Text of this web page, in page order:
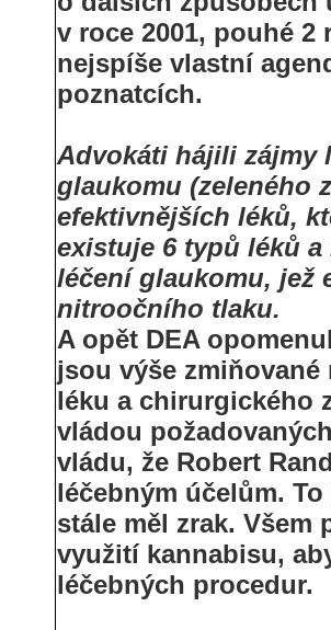
v roce 2001, pouhé 2
nejspíše vlastní
poznatcích.
Advokáti hájili zájmy
glaukomu (zeleného
efektivnějších léků,
existuje 6 typů léků
léčení glaukomu, jež
nitroočního tlaku.
A opět DEA
jsou výše
léku a chirurgického
vládou
vládu, že Robert
léčebným účelům.
stále měl zrak. Všem
využití kannabisu,
léčebných procedur.